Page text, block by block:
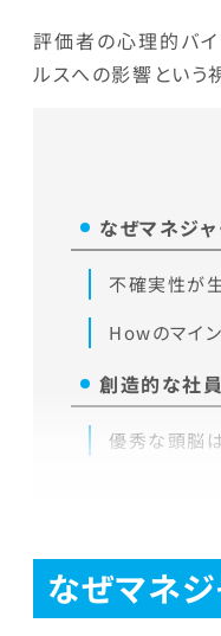
評価者の心理的バイ
ルスへの影響という
なぜマネジ
不確実性が
Howのマイ
創造的な社
優秀な頭脳
なぜマネ